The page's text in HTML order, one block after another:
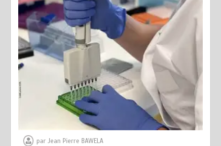
parJean Pierre BAWELA